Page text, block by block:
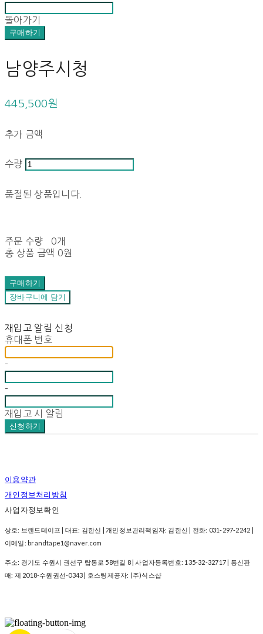
돌아가기
구매하기
남양주시청
445,500원
추가 금액
수량
품절된 상품입니다.
주문 수량
0개
총 상품 금액 0원
구매하기
장바구니에 담기
재입고 알림 신청
휴대폰 번호
-
-
재입고 시 알림
신청하기
이용약관
개인정보처리방침
사업자정보확인
상호: 브랜드테이프 | 대표: 김한신 | 개인정보관리책임자: 김한신 | 전화: 031-297-2242 |
이메일: brandtape1@naver.com
주소: 경기도 수원시 권선구 탑동로 58번길 8 | 사업자등록번호: 135-32-32717 | 통신판
매: 제 2018-수원권선-0343 | 호스팅제공자: (주)식스샵